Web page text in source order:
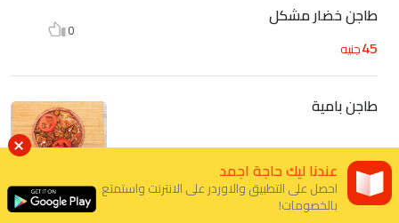
طاجن خضار مشكل
45جنيه
0
طاجن بامية
45جنيه 0
عندنا ليك حاجة اجمد
احصل على التطبيق والاوردر على الانترنت واستمتع
بالخصومات!